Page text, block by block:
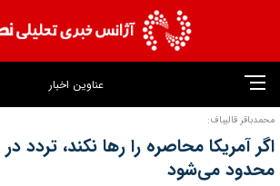
عناوین اخبار
محمدباقر قالیباف:
اگر آمریکا محاصره را رها نکند، تردد
محدود می‌شود